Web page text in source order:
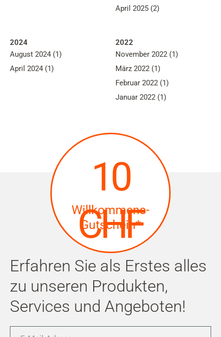
April 2025 (2)
2024
August 2024 (1)
April 2024 (1)
2022
November 2022 (1)
März 2022 (1)
Februar 2022 (1)
Januar 2022 (1)
10
CHF
Willkommens-
Gutschein*
Erfahren Sie als Erstes alles
zu unseren Produkten,
Services und Angeboten!